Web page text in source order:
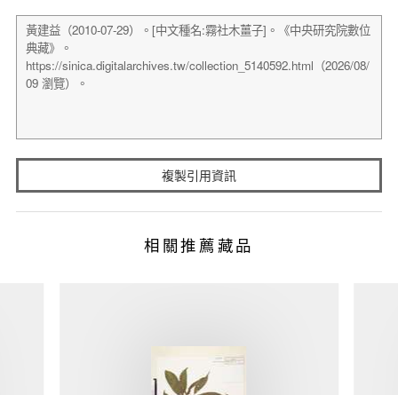
複製引用資訊
相關推薦藏品